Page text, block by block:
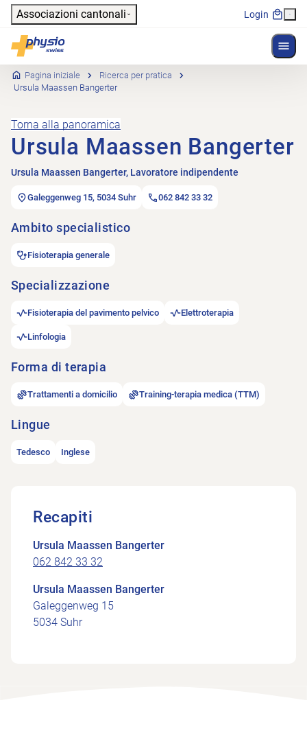
Header
Associazioni cantonali Login
Physioswiss
Navigazione principale
Pagina iniziale
Ricerca per pratica
Ursula Maassen Bangerter
Torna alla panoramica
Ursula Maassen Bangerter
Ursula Maassen Bangerter, Lavoratore indipendente
Galeggenweg 15, 5034 Suhr 062 842 33 32
Ambito specialistico
Fisioterapia generale
Specializzazione
Fisioterapia del pavimento pelvico Elettroterapia
Linfologia
Forma di terapia
Trattamenti a domicilio Training-terapia medica (TTM)
Lingue
Tedesco Inglese
Recapiti
Ursula Maassen Bangerter
062 842 33 32
Ursula Maassen Bangerter
Galeggenweg 15
5034 Suhr